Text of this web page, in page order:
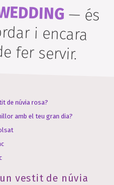
— és
fàcil de recordar i encara
fer servir.
de núvia rosa?
amb el teu gran dia?
vestit de núvia